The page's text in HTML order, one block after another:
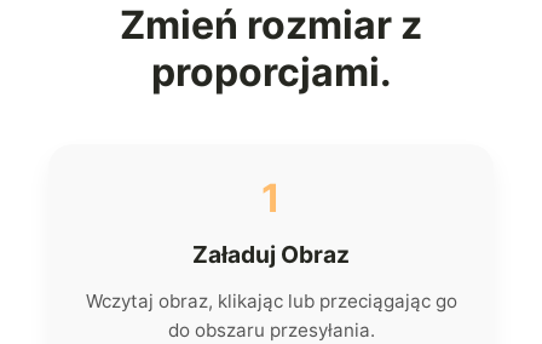
Zmień rozmiar z
proporcjami.
1
Załaduj Obraz
Wczytaj obraz, klikając lub przeciągając go
do obszaru przesyłania.